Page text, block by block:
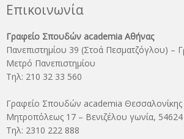
Επικοινωνία
Γραφείο Σπουδών academia Αθήνας
Πανεπιστημίου 39 (Στοά Πεσματζόγλου) –
Μετρό Πανεπιστημίου
Τηλ: 210 32 33 560
Γραφείο Σπουδών academia Θεσσαλονίκης
Μητροπόλεως 17 – Βενιζέλου γωνία, 54624
Τηλ: 2310 222 888